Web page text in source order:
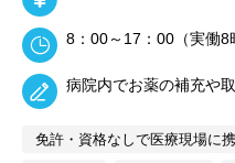
8：00～17：00（実働
病院内でお薬の補充や
免許・資格なしで医療現場に